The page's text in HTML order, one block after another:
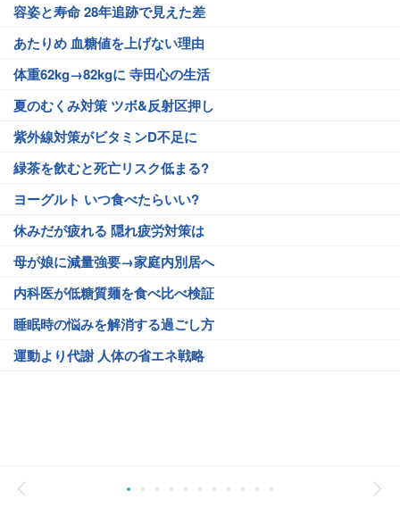
容姿と寿命 28年追跡で見えた差
あたりめ 血糖値を上げない理由
体重62kg→82kgに 寺田心の生活
夏のむくみ対策 ツボ&反射区押し
紫外線対策がビタミンD不足に
緑茶を飲むと死亡リスク低まる?
ヨーグルト いつ食べたらいい?
休みだが疲れる 隠れ疲労対策は
母が娘に減量強要→家庭内別居へ
内科医が低糖質麺を食べ比べ検証
睡眠時の悩みを解消する過ごし方
運動より代謝 人体の省エネ戦略